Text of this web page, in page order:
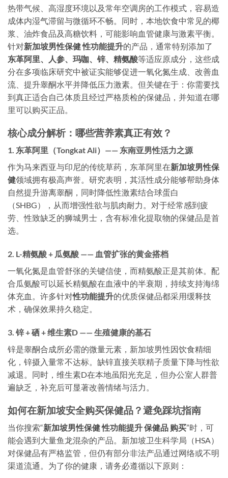
热带气候、高湿度环境以及常年空调房的工作模式，容易造
成体内湿气滞留与微循环不畅。同时，本地饮食中常见的椰
浆、油炸食品及高糖饮料，可能影响血管健康与激素平衡。
针对新加坡男性保健 性功能提升的产品，通常特别添加了
东革阿里、人参、玛咖、锌、精氨酸等适应原成分，这些成
分在多项临床研究中被证实能够促进一氧化氮生成、改善血
流、提升睾酮水平并降低压力激素。但关键在于：你需要找
到真正适合自己体质且经过严格质检的保健品，并知道在哪
里可以购买正品。
核心成分解析：哪些营养素真正有效？
1. 东革阿里（Tongkat Ali）—— 东南亚男性活力之源
作为马来西亚与印尼的传统草药，东革阿里在新加坡男性保
健领域拥有极高声誉。研究表明，其活性成分能够帮助身体
自然提升游离睾酮，同时降低性激素结合球蛋白
（SHBG），从而增强性欲与肌肉耐力。对于经常感到疲
劳、性致缺乏的狮城男士，含有标准化提取物的保健品是首
选。
2. L-精氨酸 + 瓜氨酸 —— 血管扩张的黄金搭档
一氧化氮是血管舒张的关键信使，而精氨酸正是其前体。配
合瓜氨酸可以延长精氨酸在血液中的半衰期，持续支持海绵
体充血。许多针对性功能提升的优质保健品都采用缓释技
术，确保效果持久稳定。
3. 锌 + 硒 + 维生素D —— 生殖健康的基石
锌是睾酮合成所必需的微量元素，新加坡男性因饮食精细
化，锌摄入量常不达标。缺锌直接关联精子质量下降与性欲
减退。同时，维生素D在本地虽阳光充足，但办公室人群普
遍缺乏，补充后可显著改善情绪与活力。
如何在新加坡安全购买保健品？避免踩坑指南
当你搜索“新加坡男性保健 性功能提升 保健品 购买”时，可
能会遇到大量鱼龙混杂的产品。新加坡卫生科学局（HSA）
对保健品有严格监管，但仍有部分非法产品通过网络或不明
渠道流通。为了你的健康，请务必遵循以下原则：